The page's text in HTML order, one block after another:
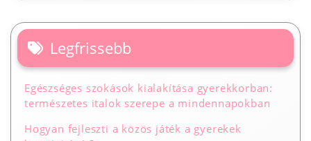
Legfrissebb
Egészséges szokások kialakítása gyerekkorban:
természetes italok szerepe a mindennapokban
Hogyan fejleszti a közös játék a gyerekek